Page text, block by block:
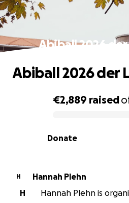
Abiball 2026
0% complete
€2,889 raised
Donate
Abiball 2026 der
H
Hannah Plehn
H
Hannah Plehn is